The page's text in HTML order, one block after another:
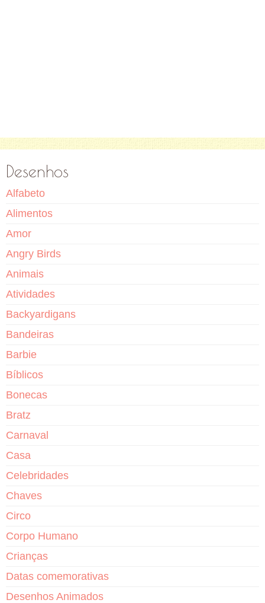
Desenhos
Alfabeto
Alimentos
Amor
Angry Birds
Animais
Atividades
Backyardigans
Bandeiras
Barbie
Bíblicos
Bonecas
Bratz
Carnaval
Casa
Celebridades
Chaves
Circo
Corpo Humano
Crianças
Datas comemorativas
Desenhos Animados